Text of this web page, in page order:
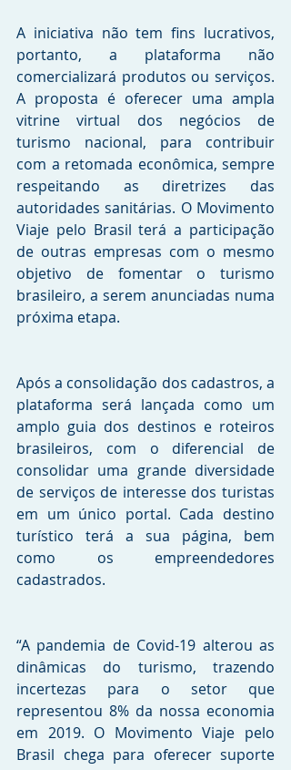
A iniciativa não tem fins lucrativos,
portanto, a plataforma não
comercializará produtos ou serviços.
A proposta é oferecer uma ampla
vitrine virtual dos negócios de
turismo nacional, para contribuir
com a retomada econômica, sempre
respeitando as diretrizes das
autoridades sanitárias. O Movimento
Viaje pelo Brasil terá a participação
de outras empresas com o mesmo
objetivo de fomentar o turismo
brasileiro, a serem anunciadas numa
próxima etapa.
Após a consolidação dos cadastros, a
plataforma será lançada como um
amplo guia dos destinos e roteiros
brasileiros, com o diferencial de
consolidar uma grande diversidade
de serviços de interesse dos turistas
em um único portal. Cada destino
turístico terá a sua página, bem
como os empreendedores
cadastrados.
“A pandemia de Covid-19 alterou as
dinâmicas do turismo, trazendo
incertezas para o setor que
representou 8% da nossa economia
em 2019. O Movimento Viaje pelo
Brasil chega para oferecer suporte